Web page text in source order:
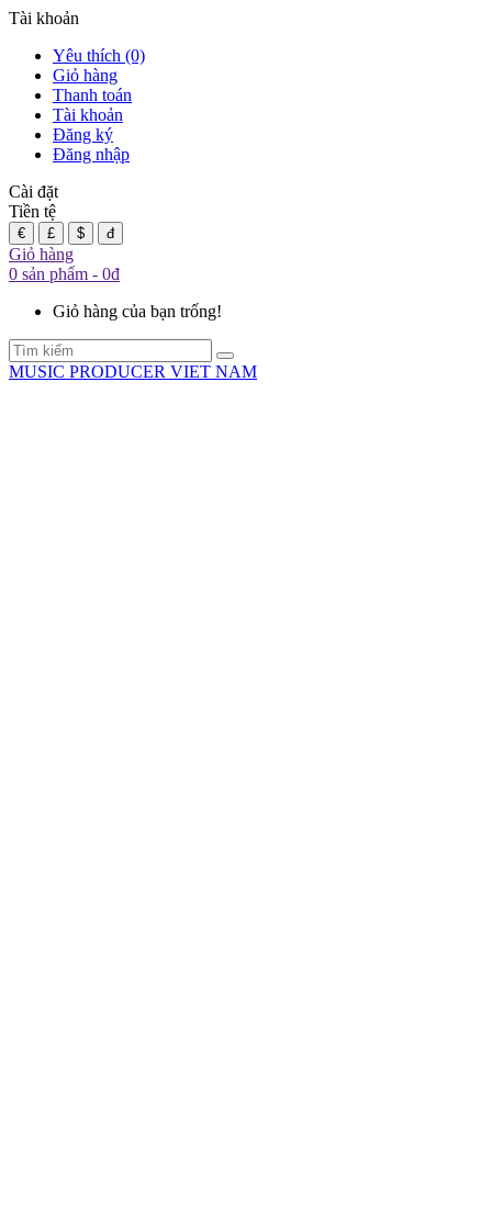
Tài khoản
Yêu thích (0)
Giỏ hàng
Thanh toán
Tài khoản
Đăng ký
Đăng nhập
Cài đặt
Tiền tệ
€ £ $ đ
Giỏ hàng
0 sản phẩm - 0đ
Giỏ hàng của bạn trống!
MUSIC PRODUCER VIET NAM